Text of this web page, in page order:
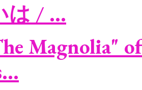
は / ...
Magnolia"